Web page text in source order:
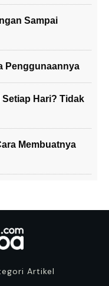
Sampai
Penggunaannya
Hari? Tidak
Membuatnya
Artikel